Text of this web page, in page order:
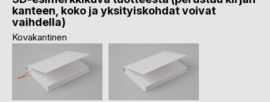
kanteen, koko ja yksityiskohdat voivat
vaihdella)
Kovakantinen